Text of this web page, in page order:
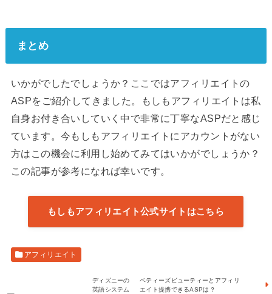
まとめ
いかがでしたでしょうか？ここではアフィリエイトの
ASPをご紹介してきました。もしもアフィリエイトは私
自身お付き合いしていく中で非常に丁寧なASPだと感じ
ています。今もしもアフィリエイトにアカウントがない
方はこの機会に利用し始めてみてはいかがでしょうか？
この記事が参考になれば幸いです。
もしもアフィリエイト公式サイトはこちら
アフィリエイト
ディズニーの
英語システム
ベティーズビューティーとアフィリ
エイト提携できるASPは？